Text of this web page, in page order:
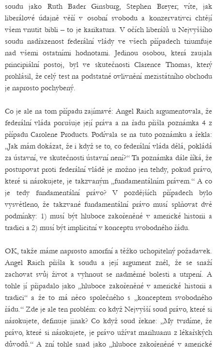
soudu jako Ruth Bader Ginsburg, Stephen Breyer; víte, jak
liberálové údajně věří v osobní svobodu a konzervativci chtějí
všem vnutit bibli – to je karikatura. V očích liberálů u Nejvyššího
soudu nadřazenost federální vlády ve všech případech triumfuje
nad všemi ostatními hodnotami. Jedinou osobou, která zaujala
principiální postoj, byl ve skutečnosti Clarence Thomas, který
prohlásil, že celý test na podstatné ovlivnění mezistátního obchodu
je naprosto pochybený.
Co je ale na tom případu zajímavé: Angel Raich argumentovala, že
federální vláda porušuje její práva a na řadu přišla poznámka 4 z
případu Carolene Products. Podívala se na tuto poznámku a řekla:
„Jak mám dokázat, že i když se to, co federální vláda dělá, pokládá
za ústavní, ve skutečnosti ústavní není?“ Ta poznámka dále říká, že
postupovat proti federální vládě je možno jen tehdy, pokud právo,
které si nárokujete, je takzvaným „fundamentálním právem.“ A co
je tedy fundamentální právo? V pozdějších případech bylo
vysvětleno, že takzvané fundamentální právo musí splňovat dvě
podmínky: 1) musí být hluboce zakořeněné v americké historii a
tradici a 2) musí být implicitní v konceptu svobodného řádu.
OK, takže máme naprosto amorfní a těžko uchopitelný požadavek.
Angel Raich přišla k soudu a její argument zněl, že se snaží
zachovat svůj život a vyhnout se nadměrné bolesti a utrpení. A
tohle jí připadalo jako „hluboce zakořeněné v americké historii a
tradici“ a že to má něco společného s „konceptem svobodného
řádu.“ Zde je ale ten problém: co když Nejvyšší soud právo, které si
nárokujete, definuje jinak? Co když soud řekne: „My tvrdíme, že
právo, které si nárokujete, je právo užívat marihuanu z lékařských
důvodů.“ A zní tohle snad jako „hluboce zakořeněné v americké